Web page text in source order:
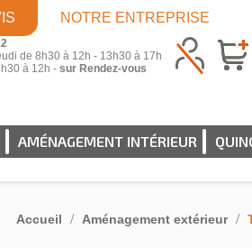
NOTRE ENTREPRISE
de 8h30 à 12h - 13h30 à 17h
à 12h - sur Rendez-vous
AMÉNAGEMENT INTÉRIEUR
Accueil Aménagement extérieur